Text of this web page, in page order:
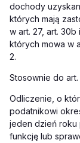
dochody
których mają
w art. 27, art.
których mowa w
2.
Stosownie do
Odliczenie, o
podatnikowi
jeden dzień roku
funkcję lub